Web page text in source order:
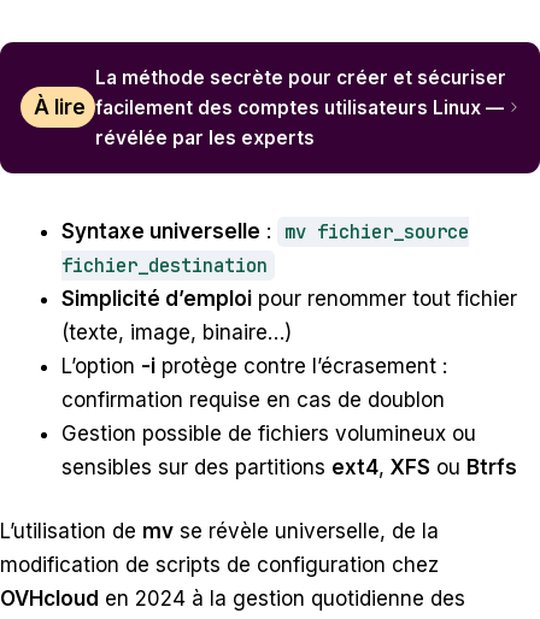
À lire
La méthode secrète pour créer et sécuriser
facilement des comptes utilisateurs Linux —
révélée par les experts
Syntaxe universelle :
mv fichier_source
fichier_destination
Simplicité d’emploi pour renommer tout fichier
(texte, image, binaire…)
L’option -i protège contre l’écrasement :
confirmation requise en cas de doublon
Gestion possible de fichiers volumineux ou
sensibles sur des partitions ext4, XFS ou Btrfs
L’utilisation de mv se révèle universelle, de la
modification de scripts de configuration chez
OVHcloud en 2024 à la gestion quotidienne des